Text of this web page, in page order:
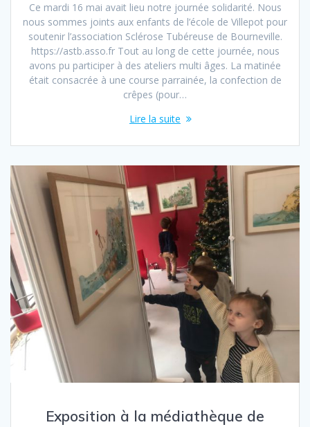
Ce mardi 16 mai avait lieu notre journée solidarité. Nous
nous sommes joints aux enfants de l’école de Villepot pour
soutenir l’association Sclérose Tubéreuse de Bourneville.
https://astb.asso.fr Tout au long de cette journée, nous
avons pu participer à des ateliers multi âges. La matinée
était consacrée à une course parrainée, la confection de
crêpes (pour…
Lire la suite
Exposition à la médiathèque de